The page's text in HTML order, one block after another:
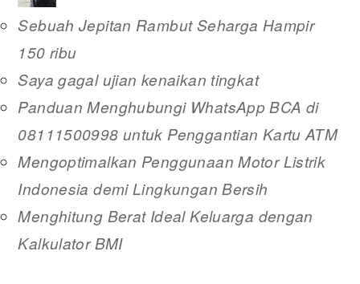
Sebuah Jepitan Rambut Seharga Hampir
150 ribu
Saya gagal ujian kenaikan tingkat
Panduan Menghubungi WhatsApp BCA di
08111500998 untuk Penggantian Kartu ATM
Mengoptimalkan Penggunaan Motor Listrik
Indonesia demi Lingkungan Bersih
Menghitung Berat Ideal Keluarga dengan
Kalkulator BMI